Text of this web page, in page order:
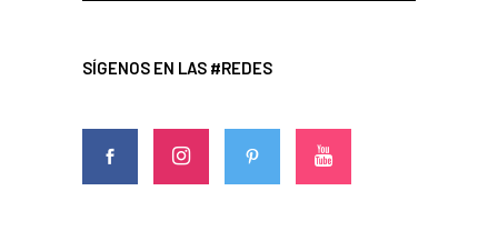
SÍGENOS EN LAS #REDES